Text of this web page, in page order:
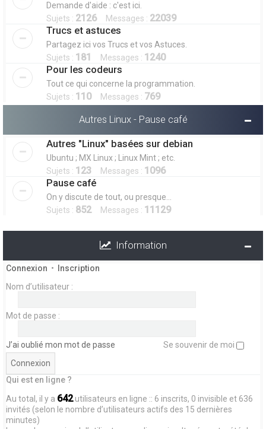
Demande d'aide : c'est ici.
Sujets : 2126Messages : 22039
Trucs et astuces
Partagez ici vos Trucs et vos Astuces.
Sujets : 181 Messages : 1240
Pour les codeurs
Tout ce qui concerne la programmation.
Sujets : 110Messages : 769
Autres Linux - Pause café
Autres "Linux" basées sur debian
Ubuntu ; MX Linux ; Linux Mint ; etc.
Sujets : 123 Messages : 1096
Pause café
On y discute de tout, ou presque...
Sujets : 852Messages : 11129
Information
Connexion •
Inscription
Nom d’utilisateur :
Mot de passe :
J’ai oublié mon mot de passe Se souvenir de moi
Qui est en ligne ?
Au total, il y a 642utilisateurs en ligne :: 6 inscrits, 0 invisible et 636
invités (selon le nombre d’utilisateurs actifs des 15 dernières
minutes)